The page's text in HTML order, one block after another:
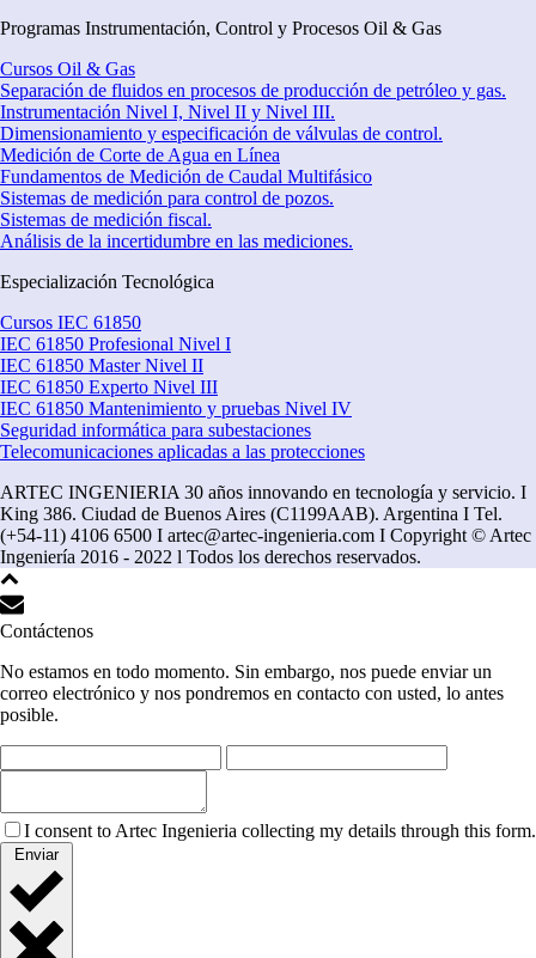
Programas Instrumentación, Control y Procesos Oil & Gas
Cursos Oil & Gas
Separación de fluidos en procesos de producción de petróleo y gas.
Instrumentación Nivel I, Nivel II y Nivel III.
Dimensionamiento y especificación de válvulas de control.
Medición de Corte de Agua en Línea
Fundamentos de Medición de Caudal Multifásico
Sistemas de medición para control de pozos.
Sistemas de medición fiscal.
Análisis de la incertidumbre en las mediciones.
Especialización Tecnológica
Cursos IEC 61850
IEC 61850 Profesional Nivel I
IEC 61850 Master Nivel II
IEC 61850 Experto Nivel III
IEC 61850 Mantenimiento y pruebas Nivel IV
Seguridad informática para subestaciones
Telecomunicaciones aplicadas a las protecciones
ARTEC INGENIERIA 30 años innovando en tecnología y servicio. I
King 386. Ciudad de Buenos Aires (C1199AAB). Argentina I Tel.
(+54-11) 4106 6500 I artec@artec-ingenieria.com I Copyright © Artec
Ingeniería 2016 - 2022 l Todos los derechos reservados.
Contáctenos
No estamos en todo momento. Sin embargo, nos puede enviar un
correo electrónico y nos pondremos en contacto con usted, lo antes
posible.
I consent to Artec Ingenieria collecting my details through this form.
Enviar